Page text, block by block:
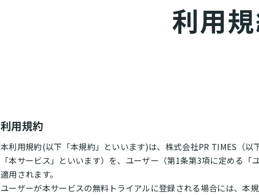
利用
利用規約
本利用規約(以下「本規約」といいます)は、株式会社PR TIMES（
「本サービス」といいます）を、ユーザー（第1条第3項に定める
適用されます。
ユーザーが本サービスの無料トライアルに登録される場合には、本